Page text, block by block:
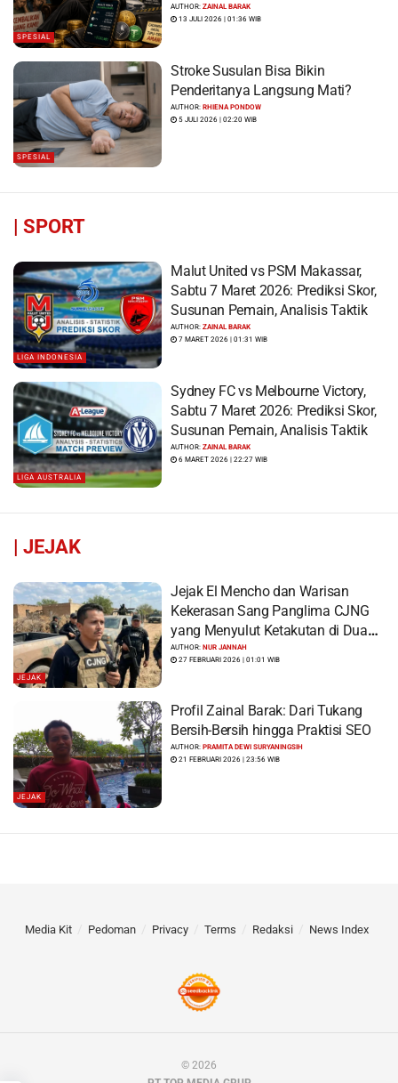
SPESIAL
AUTHOR:ZAINAL BARAK
13 JULI 2026 | 01:36 WIB
SPESIAL
Stroke Susulan Bisa Bikin
Penderitanya Langsung Mati?
AUTHOR:RHIENA PONDOW
5 JULI 2026 | 02:20 WIB
| SPORT
LIGA INDONESIA
Malut United vs PSM Makassar,
Sabtu 7 Maret 2026: Prediksi Skor,
Susunan Pemain, Analisis Taktik
AUTHOR:ZAINAL BARAK
7 MARET 2026 | 01:31 WIB
LIGA AUSTRALIA
Sydney FC vs Melbourne Victory,
Sabtu 7 Maret 2026: Prediksi Skor,
Susunan Pemain, Analisis Taktik
AUTHOR:ZAINAL BARAK
6 MARET 2026 | 22:27 WIB
| JEJAK
JEJAK
Jejak El Mencho dan Warisan
Kekerasan Sang Panglima CJNG
yang Menyulut Ketakutan di Dua
Benua
AUTHOR:NUR JANNAH
27 FEBRUARI 2026 | 01:01 WIB
JEJAK
Profil Zainal Barak: Dari Tukang
Bersih-Bersih hingga Praktisi SEO
AUTHOR:PRAMITA DEWI SURYANINGSIH
21 FEBRUARI 2026 | 23:56 WIB
Media Kit Pedoman Privacy Terms Redaksi News Index
© 2026